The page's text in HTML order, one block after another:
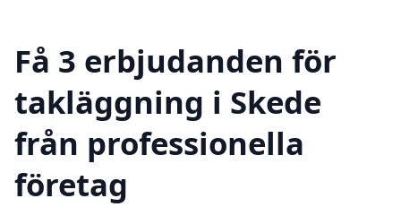
Få 3 erbjudanden för
takläggning i Skede
från professionella
företag